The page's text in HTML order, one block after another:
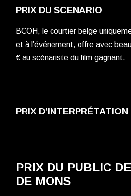
PRIX DU SCENARIO
BCOH, le courtier belge
et à l’événement, offre avec
€ au scénariste du film gagnant.
PRIX D’INTERPRÉTATION
PRIX DU PUBLIC
DE MONS